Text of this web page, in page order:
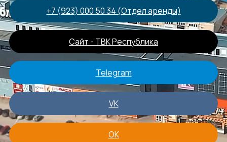
+7 (923) 000 50 34 (Отдел аренды)
Сайт - ТВК Республика
Telegram
VK
OK